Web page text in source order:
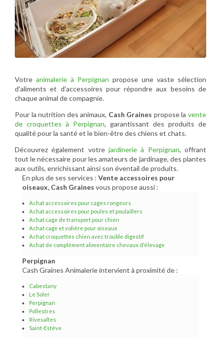
Votre animalerie à Perpignan propose une vaste sélection
d'aliments et d'accessoires pour répondre aux besoins de
chaque animal de compagnie.
Pour la nutrition des animaux, Cash Graines propose lavente
de croquettes à Perpignan, garantissant des produits de
qualité pour la santé et le bien-être des chiens et chats.
Découvrez également votre jardinerie à Perpignan, offrant
tout le nécessaire pour les amateurs de jardinage, des plantes
aux outils, enrichissant ainsi son éventail de produits.
En plus de ses services : Vente accessoires pour
oiseaux, Cash Graines vous propose aussi :
Achat accessoires pour cages rongeurs
Achat accessoires pour poules et poulaillers
Achat cage de transport pour chien
Achat cage et volière pour oiseaux
Achat croquettes chien avec trouble digestif
Achat de complément alimentaire chevaux d'élevage
Perpignan
Cash Graines Animalerie intervient à proximité de :
Cabestany
Le Soler
Perpignan
Pollestres
Rivesaltes
Saint-Estève